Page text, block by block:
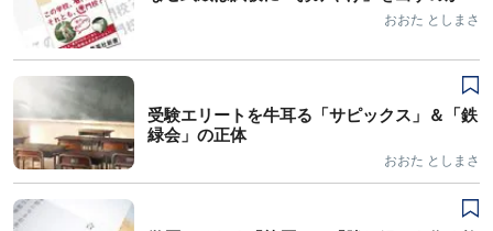
おおた としまさ
受験エリートを牛耳る「サピックス」＆「鉄
緑会」の正体
おおた としまさ